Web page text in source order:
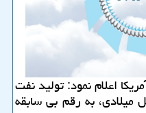
اعلام نمود: تولید نفت
میلادی، به رقم بی سابقه